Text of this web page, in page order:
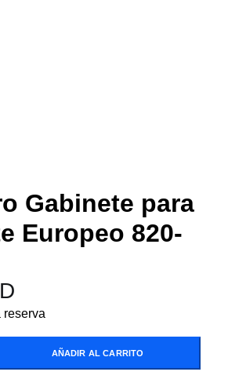
Gabinete para
Europeo 820-
reserva
AÑADIR AL CARRITO